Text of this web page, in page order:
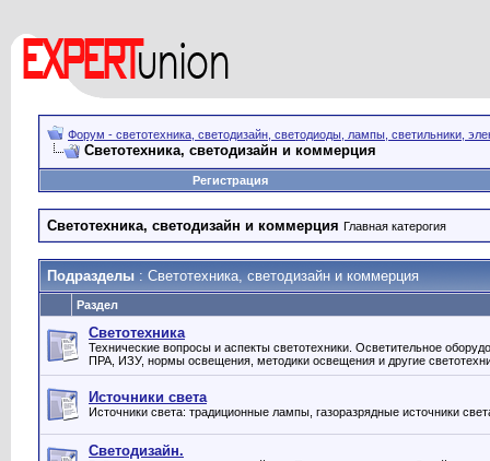
Форум - светотехника, светодизайн, светодиоды, лампы, светильники,
Светотехника, светодизайн и коммерция
Регистрация
Светотехника, светодизайн и коммерция Главная катерогия
Подразделы : Светотехника, светодизайн и коммерция
Раздел
Светотехника
Технические вопросы и аспекты светотехники. Осветительное
ПРА, ИЗУ, нормы освещения, методики освещения и другие
Источники света
Источники света: традиционные лампы, газоразрядные источники
Светодизайн.